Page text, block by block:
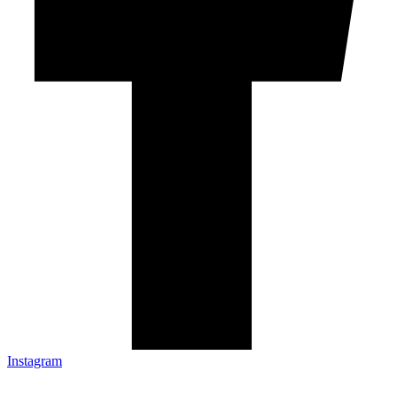
Instagram